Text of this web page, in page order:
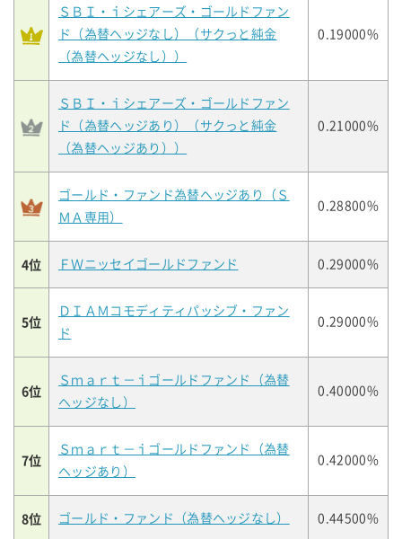
ＳＢＩ・ｉシェアーズ・ゴールドファン
ド（為替ヘッジなし）（サクっと純金
（為替ヘッジなし））
0.19000%
ＳＢＩ・ｉシェアーズ・ゴールドファン
ド（為替ヘッジあり）（サクっと純金
（為替ヘッジあり））
0.21000%
ゴールド・ファンド為替ヘッジあり（Ｓ
ＭＡ専用）
0.28800%
4位 ＦＷニッセイゴールドファンド 0.29000%
5位
ＤＩＡＭコモディティパッシブ・ファン
ド
0.29000%
6位
Ｓｍａｒｔ－ｉゴールドファンド（為替
ヘッジなし）
0.40000%
7位
Ｓｍａｒｔ－ｉゴールドファンド（為替
ヘッジあり）
0.42000%
8位 ゴールド・ファンド（為替ヘッジなし） 0.44500%